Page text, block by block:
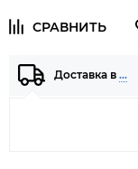
Доставка в …